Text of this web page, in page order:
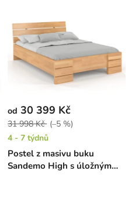
Postel z masivu buku
Sandemo High s úložným
od 30 399 Kč
31 998 Kč (–5 %)
4 - 7 týdnů